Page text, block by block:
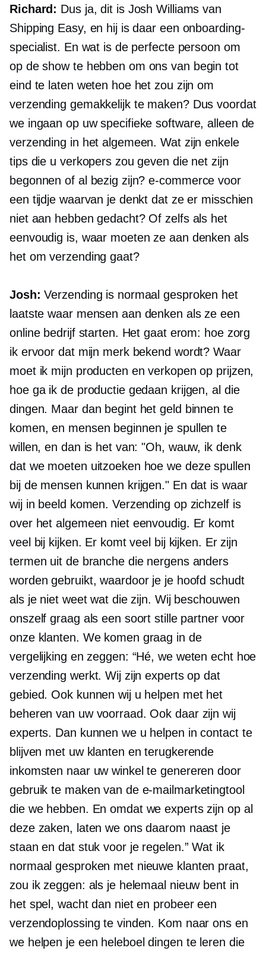
Richard: Dus ja, dit is Josh Williams van
Shipping Easy, en hij is daar een onboarding-
specialist. En wat is de perfecte persoon om
op de show te hebben om ons van begin tot
eind te laten weten hoe het zou zijn om
verzending gemakkelijk te maken? Dus voordat
we ingaan op uw specifieke software, alleen de
verzending in het algemeen. Wat zijn enkele
tips die u verkopers zou geven die net zijn
begonnen of al bezig zijn?e-commerce voor
een tijdje waarvan je denkt dat ze er misschien
niet aan hebben gedacht? Of zelfs als het
eenvoudig is, waar moeten ze aan denken als
het om verzending gaat?
Josh: Verzending is normaal gesproken het
laatste waar mensen aan denken als ze een
online bedrijf starten. Het gaat erom: hoe zorg
ik ervoor dat mijn merk bekend wordt? Waar
moet ik mijn producten en verkopen op prijzen,
hoe ga ik de productie gedaan krijgen, al die
dingen. Maar dan begint het geld binnen te
komen, en mensen beginnen je spullen te
willen, en dan is het van: "Oh, wauw, ik denk
dat we moeten uitzoeken hoe we deze spullen
bij de mensen kunnen krijgen." En dat is waar
wij in beeld komen. Verzending op zichzelf is
over het algemeen niet eenvoudig. Er komt
veel bij kijken. Er komt veel bij kijken. Er zijn
termen uit de branche die nergens anders
worden gebruikt, waardoor je je hoofd schudt
als je niet weet wat die zijn. Wij beschouwen
onszelf graag als een soort stille partner voor
onze klanten. We komen graag in de
vergelijking en zeggen: “Hé, we weten echt hoe
verzending werkt. Wij zijn experts op dat
gebied. Ook kunnen wij u helpen met het
beheren van uw voorraad. Ook daar zijn wij
experts. Dan kunnen we u helpen in contact te
blijven met uw klanten en terugkerende
inkomsten naar uw winkel te genereren door
gebruik te maken van de e-mailmarketingtool
die we hebben. En omdat we experts zijn op al
deze zaken, laten we ons daarom naast je
staan ​​en dat stuk voor je regelen.” Wat ik
normaal gesproken met nieuwe klanten praat,
zou ik zeggen: als je helemaal nieuw bent in
het spel, wacht dan niet en probeer een
verzendoplossing te vinden. Kom naar ons en
we helpen je een heleboel dingen te leren die